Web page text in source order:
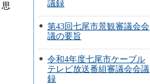
議録
第43回七尾市景観審議会会
議の要旨
令和4年度七尾市ケーブル
テレビ放送番組審議会会議
録